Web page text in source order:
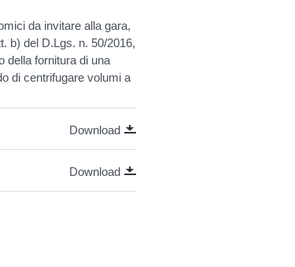
da invitare alla gara,
b) del D.Lgs. n. 50/2016,
della fornitura di una
di centrifugare volumi a
Download
Download